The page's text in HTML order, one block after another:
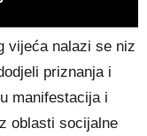
vijeća nalazi se niz
priznanja i
manifestacija i
oblasti socijalne